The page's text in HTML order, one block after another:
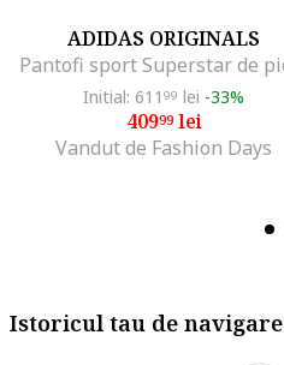
ADIDAS ORIGINALS
Initial: 611 99 lei -33%
40999lei
Vandut de Fashion Days
Istoricul tau de navigare